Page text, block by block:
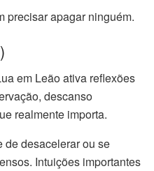
precisar apagar ninguém.
em Leão ativa reflexões
descanso
realmente importa.
de desacelerar ou se
Intuições importantes